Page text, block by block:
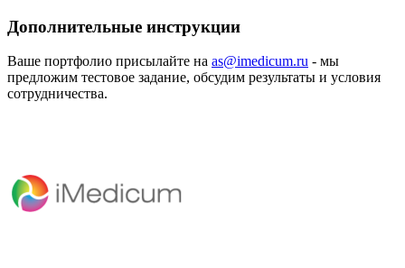
Дополнительные инструкции
Ваше портфолио присылайте на as@imedicum.ru - мы
предложим тестовое задание, обсудим результаты и условия
сотрудничества.